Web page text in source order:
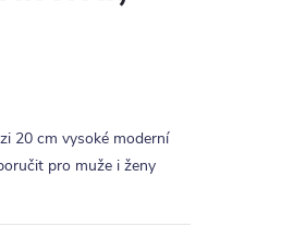
20 cm vysoké moderní
pro muže i ženy